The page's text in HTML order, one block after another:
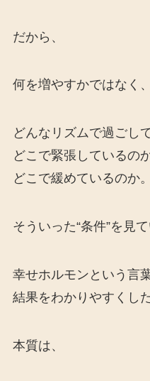
だから、
何を増やすかではなく、
どんなリズムで過ごし
どこで緊張しているのか
どこで緩めているのか。
そういった“条件”を見て
幸せホルモンという言葉
結果をわかりやすくし
本質は、